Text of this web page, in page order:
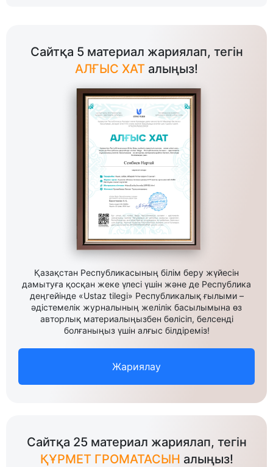
Сайтқа 5 материал жариялап, тегін
АЛҒЫС ХАТ алыңыз!
Қазақстан Республикасының білім беру жүйесін
дамытуға қосқан жеке үлесі үшін және де Республика
деңгейінде «Ustaz tilegi» Республикалық ғылыми –
әдістемелік журналының желілік басылымына өз
авторлық материалыңызбен бөлісіп, белсенді
болғаныңыз үшін алғыс білдіреміз!
Жариялау
Сайтқа 25 материал жариялап, тегін
ҚҰРМЕТ ГРОМАТАСЫН алыңыз!